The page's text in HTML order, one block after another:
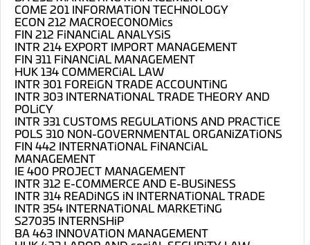
COME 201 INFORMATiON TECHNOLOGY
ECON 212 MACROECONOMics
FIN 212 FiNANCiAL ANALYSiS
INTR 214 EXPORT IMPORT MANAGEMENT
FIN 311 FiNANCiAL MANAGEMENT
HUK 134 COMMERCiAL LAW
INTR 301 FOREiGN TRADE ACCOUNTiNG
INTR 303 INTERNATiONAL TRADE THEORY AND
POLiCY
INTR 331 CUSTOMS REGULATiONS AND PRACTiCE
POLS 310 NON-GOVERNMENTAL ORGANiZATiONS
FIN 442 INTERNATiONAL FiNANCiAL
MANAGEMENT
IE 400 PROJECT MANAGEMENT
INTR 312 E-COMMERCE AND E-BUSiNESS
INTR 314 READiNGS iN INTERNATiONAL TRADE
INTR 354 INTERNATiONAL MARKETiNG
S27035 INTERNSHiP
BA 463 INNOVATiON MANAGEMENT